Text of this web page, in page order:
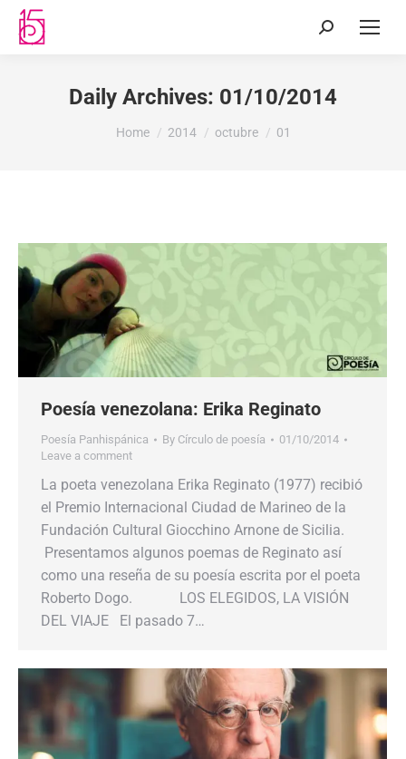
Daily Archives: 01/10/2014
You are here:
Home 2014 octubre 01
Poesía venezolana: Erika Reginato
Poesía Panhispánica By Círculo de poesía
01/10/2014
Leave a comment
La poeta venezolana Erika Reginato (1977) recibió
el Premio Internacional Ciudad de Marineo de la
Fundación Cultural Giocchino Arnone de Sicilia.
Presentamos algunos poemas de Reginato así
como una reseña de su poesía escrita por el poeta
Roberto Dogo. LOS ELEGIDOS, LA VISIÓN
DEL VIAJE El pasado 7…